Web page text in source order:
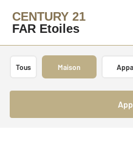
CENTURY 21
FAR Etoiles
Tous Maison